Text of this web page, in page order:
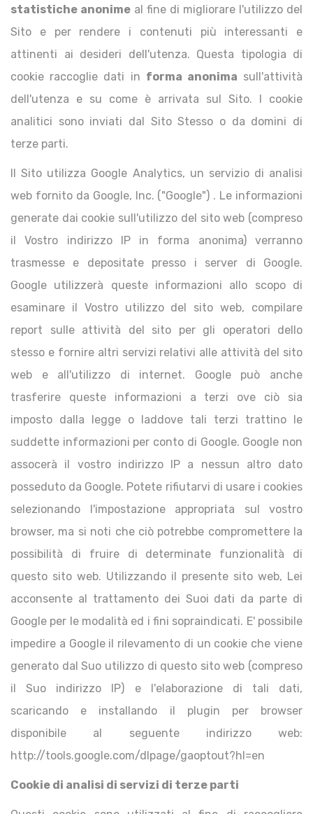
statistiche anonime al fine di migliorare l'utilizzo del
Sito e per rendere i contenuti più interessanti e
attinenti ai desideri dell'utenza. Questa tipologia di
cookie raccoglie dati in forma anonima sull'attività
dell'utenza e su come è arrivata sul Sito. I cookie
analitici sono inviati dal Sito Stesso o da domini di
terze parti.
Il Sito utilizza Google Analytics, un servizio di analisi
web fornito da Google, Inc. ("Google") . Le informazioni
generate dai cookie sull'utilizzo del sito web (compreso
il Vostro indirizzo IP in forma anonima) verranno
trasmesse e depositate presso i server di Google.
Google utilizzerà queste informazioni allo scopo di
esaminare il Vostro utilizzo del sito web, compilare
report sulle attività del sito per gli operatori dello
stesso e fornire altri servizi relativi alle attività del sito
web e all'utilizzo di internet. Google può anche
trasferire queste informazioni a terzi ove ciò sia
imposto dalla legge o laddove tali terzi trattino le
suddette informazioni per conto di Google. Google non
assocerà il vostro indirizzo IP a nessun altro dato
posseduto da Google. Potete rifiutarvi di usare i cookies
selezionando l'impostazione appropriata sul vostro
browser, ma si noti che ciò potrebbe compromettere la
possibilità di fruire di determinate funzionalità di
questo sito web. Utilizzando il presente sito web, Lei
acconsente al trattamento dei Suoi dati da parte di
Google per le modalità ed i fini sopraindicati. E' possibile
impedire a Google il rilevamento di un cookie che viene
generato dal Suo utilizzo di questo sito web (compreso
il Suo indirizzo IP) e l'elaborazione di tali dati,
scaricando e installando il plugin per browser
disponibile al seguente indirizzo web:
http://tools.google.com/dlpage/gaoptout?hl=en
Cookie di analisi di servizi di terze parti